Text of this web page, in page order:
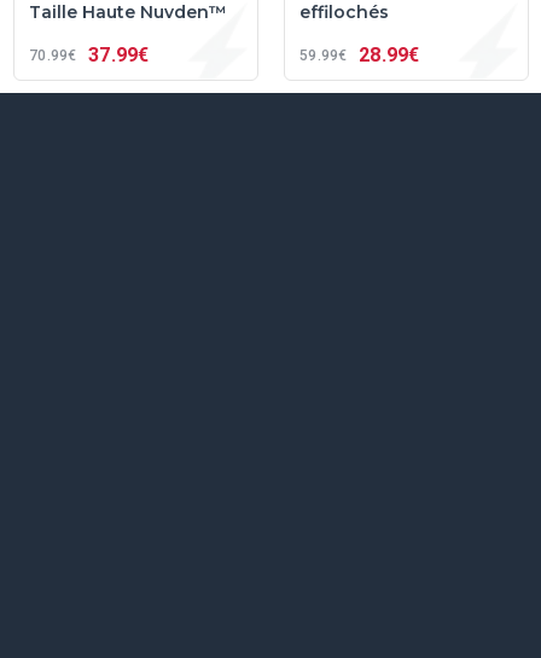
Taille Haute Nuvden™
70 99€ 37 99€
effilochés
59 99€ 28 99€